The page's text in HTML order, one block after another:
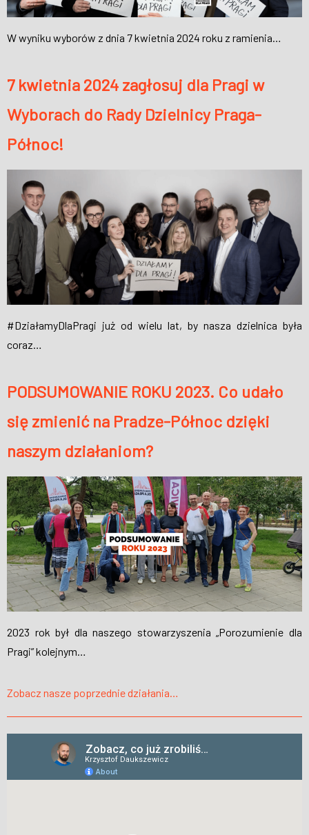
W wyniku wyborów z dnia 7 kwietnia 2024 roku z ramienia…
7 kwietnia 2024 zagłosuj dla Pragi w
Wyborach do Rady Dzielnicy Praga-
Północ!
#DziałamyDlaPragi już od wielu lat, by nasza dzielnica była
coraz…
PODSUMOWANIE ROKU 2023. Co udało
się zmienić na Pradze-Północ dzięki
naszym działaniom?
2023 rok był dla naszego stowarzyszenia „Porozumienie dla
Pragi” kolejnym…
Zobacz nasze poprzednie działania…